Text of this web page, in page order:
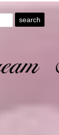
search